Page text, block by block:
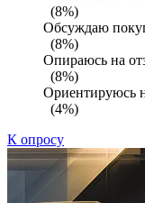
(8%)
Обсуждаю
(8%)
Опираюсь на
(8%)
Ориентируюсь
(4%)
К опросу